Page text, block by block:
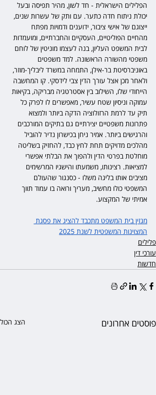
הפלילים הישראלית - חד לשון, מהיר תפיסה ובעל
יכולת ניתוח חדה כתער. עם ותק של עשרות שנים,
ייצוגם של אישי ציבור, ידוענים ודמויות מפתח
מהחיים הפוליטיים, העסקיים והחברתיים, ומועמדות
לבית המשפט העליון, בנה לעצמו מוניטין של לוחם
משפטי מהשורה הראשונה. למד משפטים
באוניברסיטת בר-אילן, התמחה במשרד ליבליך-מוזר,
ולאחר מכן אצל עורך הדין צבי לידסקי. קו המחשבה
הייחודי שלו, השילוב בין אסטרטגיה מבריקה, בקיאות
עמוקה וניסיון שטח עשיר, מאפשרים לו לפרק כל
תיק עד לרמת הרזולוציה הדקה ביותר ולמצוא
פתרונות משפטיים יצירתיים גם בתיקים המורכבים
והרגישים ביותר. אמיר ניחן בכישרון נדיר להוביל
מהלכים מדויקים תחת לחץ כבד, להחזיק בשליטה
מוחלטת בפרטי הדין ולהפוך את הבלתי אפשרי
למציאות. רצינותו, משמעתו והישגיו המרשימים
מציבים אותו בליגה משלו - כסנגור שהעולם
המשפטי כולו מחשיב, מעריך ורואה בו עמוד תווך
אמיתי של המקצוע.
מגזין בית המשפט מתכבד להציג את פסגת
המצוינות המשפטית לשנת 2025
פלילים
עורכי דין
חדשות
פוסטים אחרונים הצג הכול